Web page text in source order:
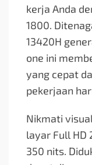
kerja Anda
1800.
13420H
one ini
yang cepat
pekerjaan
Nikmati
layar Full HD
350 nits.